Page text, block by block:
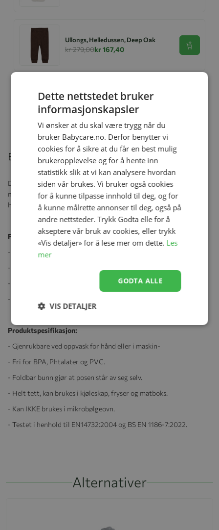
Ullongs, Helledussen, Deep Oak
kr 279,00kr 167,40 Se
Bukse, Joha, Ull, Grå
kr 369,00
Beskrivelse
Doddlebrush skrues på posene og lar barnet være kreative med
maling. En gjenbrukbar 100 ml pose med sterk forsegling som
holder posen tett.
Pakken inneholder:
- 4 stk 100 ml DoddleBags.
- 4 stk pensler som kan skrues på posene.
- 4 stk korker/lokk i ulike farger.
- 4 stk matchende klistremerker.
Produktspesifikasjon:
- Gjenrukbare ved oppvask for hånd eller i maskin-
- Fri for BPA, Phtalater og PVC.
- Foldbar bunn gjør at posen står av seg selv.
- Helt tett, kan brukes i kjøleskap, fryser og matboks.
- Kan IKKE brukes i mikrobølgeovn.
- Testet i henhold til EN14732:2004 og BS EN 1186-7:2022.
Alternativer
Dette nettstedet bruker
informasjonskapsler
Vi ønsker at du skal være trygg når du
bruker Babycare.no. Derfor benytter vi
cookies for å sikre at du får en best mulig
brukeropplevelse og for å hente inn
statistikk slik at vi kan analysere hvordan
siden vår brukes. Vi bruker også cookies
for å kunne tilpasse innhold til deg, og for
å kunne målrette annonser til deg, også på
andre nettsteder. Trykk Godta elle for å
akseptere vår bruk av cookies, eller trykk
«Vis detaljer» for å lese mer om dette. Les
mer
GODTA ALLE
VIS DETALJER